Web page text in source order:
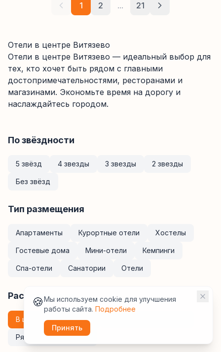
1 2 ... 21
Отели в центре Витязево
Отели в центре Витязево — идеальный выбор для
тех, кто хочет быть рядом с главными
достопримечательностями, ресторанами и
магазинами. Экономьте время на дорогу и
наслаждайтесь городом.
По звёздности
5 звёзд 4 звезды 3 звезды 2 звезды
Без звёзд
Тип размещения
Апартаменты Курортные отели Хостелы
Гостевые дома Мини-отели Кемпинги
Спа-отели Санатории Отели
Расположение
В центре У метро
Рядом с аэропортом
🍪Мы используем cookie для улучшения
работы сайта. Подробнее
Принять